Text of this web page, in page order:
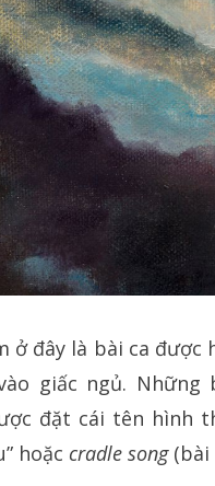
ở đây là bài ca
giấc ngủ. Những
đặt cái tên hình
hoặc cradle song(bài